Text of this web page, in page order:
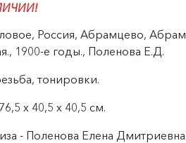
Россия, Абрамцево,
1900-е годы., Поленова Е.Д.
тонировки.
х 40,5 х 40,5 см.
- Поленова Елена Дмитриевна.